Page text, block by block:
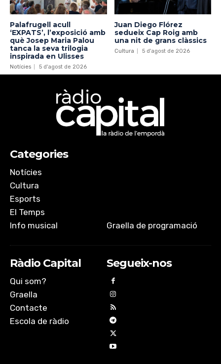
Palafrugell acull
‘EXPATS’, l’exposició amb
què Josep Maria Palou
tanca la seva trilogia
inspirada en Ulisses
Notícies 5 d'agost de 2026
Juan Diego Flórez
sedueix Cap Roig amb
una nit de grans clàssics
Cultura 5 d'agost de 2026
Categories
Notícies
Cultura
Esports
El Temps
Info musical
Graella de programació
Ràdio Capital
Qui som?
Graella
Contacte
Escola de ràdio
Segueix-nos